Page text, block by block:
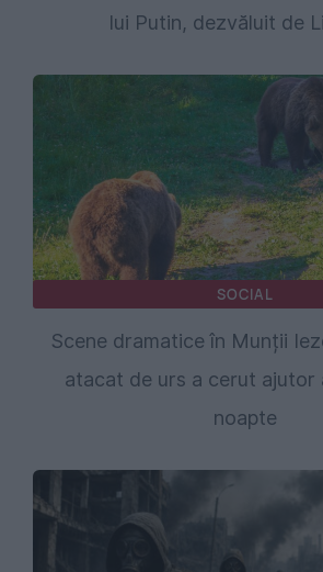
lui Putin, dezvăluit de
SOCIAL
Scene dramatice în Munții
atacat de urs a cerut ajutor
noapte